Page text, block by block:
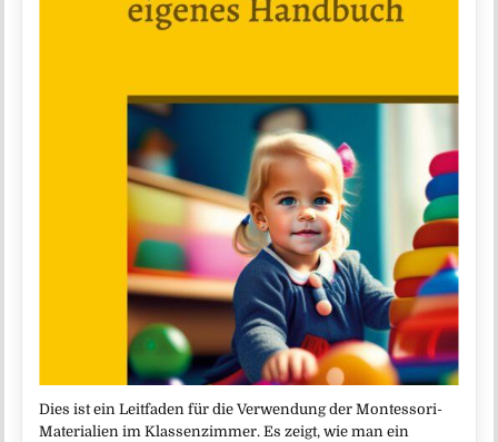
Dies ist ein Leitfaden für die Verwendung der Montessori-
Materialien im Klassenzimmer. Es zeigt, wie man ein